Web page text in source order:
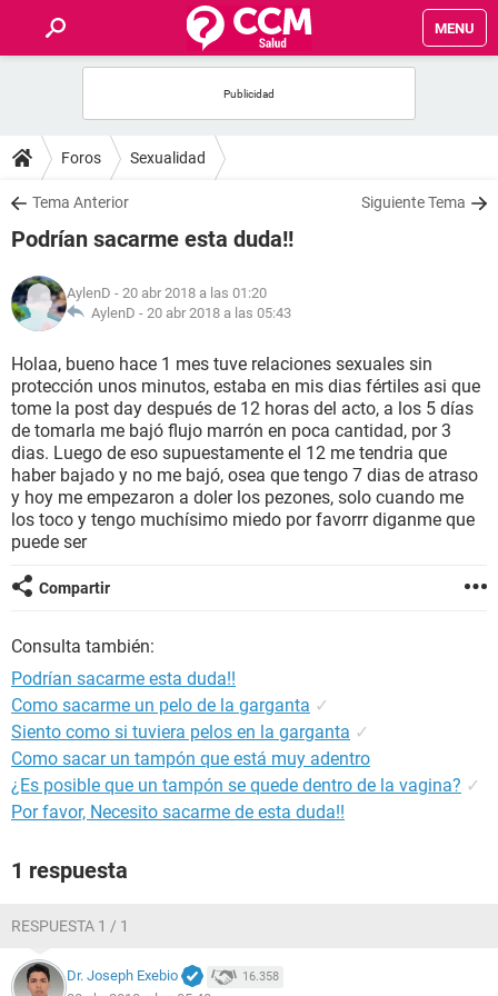
MENU
FOROS
SALUD
NUTRICIÓN
BIENESTAR
SEXUALIDAD
GLOSARIO
Foros Sexualidad
Tema Anterior Siguiente Tema
Podrían sacarme esta duda!!
AylenD - 20 abr 2018 a las 01:20
AylenD - 20 abr 2018 a las 05:43
Holaa, bueno hace 1 mes tuve relaciones sexuales sin
protección unos minutos, estaba en mis dias fértiles asi que
tome la post day después de 12 horas del acto, a los 5 días
de tomarla me bajó flujo marrón en poca cantidad, por 3
dias. Luego de eso supuestamente el 12 me tendria que
haber bajado y no me bajó, osea que tengo 7 dias de atraso
y hoy me empezaron a doler los pezones, solo cuando me
los toco y tengo muchísimo miedo por favorrr diganme que
puede ser
Compartir
Consulta también:
Podrían sacarme esta duda!!
Como sacarme un pelo de la garganta ✓
Siento como si tuviera pelos en la garganta ✓
Como sacar un tampón que está muy adentro
¿Es posible que un tampón se quede dentro de la vagina? ✓
Por favor, Necesito sacarme de esta duda!!
1 respuesta
RESPUESTA 1 / 1
Dr. Joseph Exebio 16.358